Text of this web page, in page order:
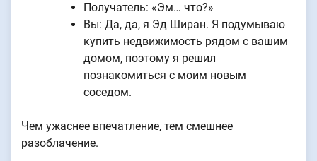
Получатель: «Эм… что?»
Вы: Да, да, я Эд Ширан. Я подумываю
купить недвижимость рядом с вашим
домом, поэтому я решил
познакомиться с моим новым
соседом.
Чем ужаснее впечатление, тем смешнее
разоблачение.